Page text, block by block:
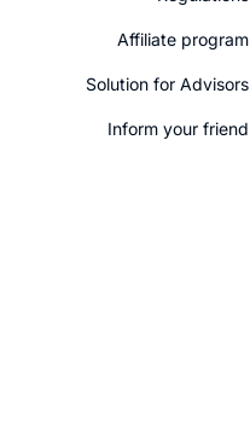
Affiliate program
Solution for Advisors
Inform your friend